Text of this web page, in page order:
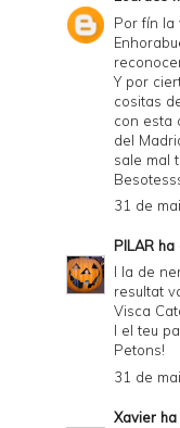
Por fín la
Y por
cositas
con esta
del
sale mal
31 de
PILAR ha
I la de
resultat
Visca
I el teu
Petons!
31 de
Xavier ha